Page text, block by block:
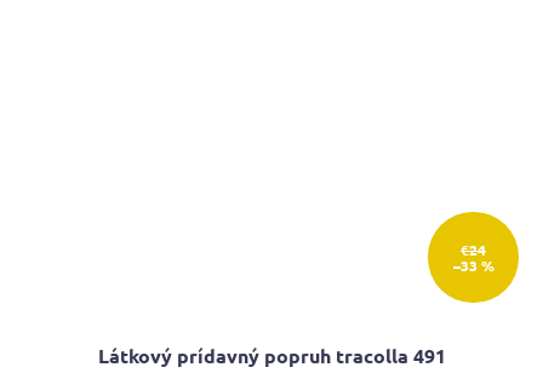
€24
–33 %
Látkový prídavný popruh tracolla 491